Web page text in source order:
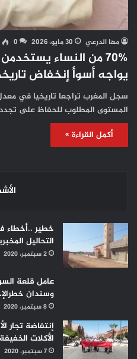
مها الدرعي 30 مايو، 2026 0
70% من النساء
يواجه أسوأ إنخفاض
سجل المغرب تراجعا تاريخيا في
المستوى المطلوب للحفاظ على
أكمل القراءة »
خطير ..أخطاء
التحاليل
2 سبتمبر، 2020
عامل قلعة
وسندان
8 سبتمبر، 2020
إنتفاضة تجار
الأكلات
7 سبتمبر، 2020